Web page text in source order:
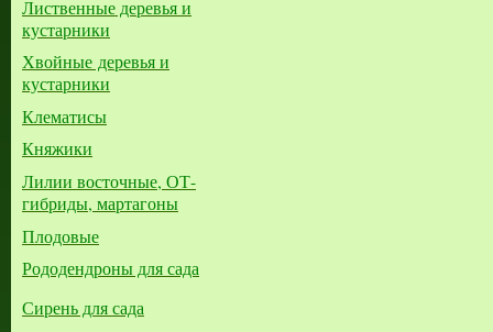
Лиственные деревья и
кустарники
Хвойные деревья и
кустарники
Клематисы
Княжики
Лилии восточные, ОТ-
гибриды, мартагоны
Плодовые
Рододендроны для сада
Сирень для сада